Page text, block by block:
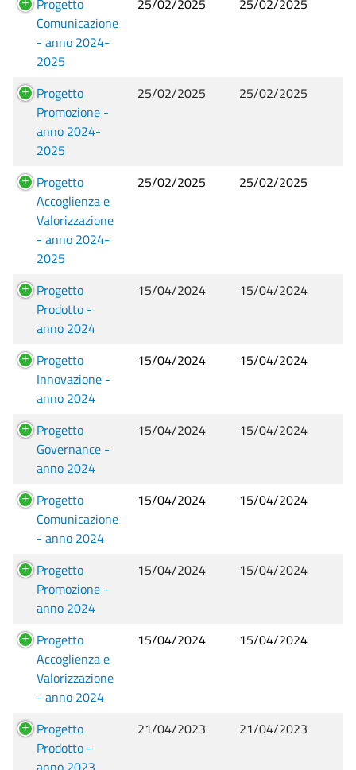
Comunicazione
- anno 2024-
2025
Progetto
Promozione -
anno 2024-
2025
25/02/2025 25/02/2025
Progetto
Accoglienza e
Valorizzazione
- anno 2024-
2025
25/02/2025 25/02/2025
Progetto
Prodotto -
anno 2024
15/04/2024 15/04/2024
Progetto
Innovazione -
anno 2024
15/04/2024 15/04/2024
Progetto
Governance -
anno 2024
15/04/2024 15/04/2024
Progetto
Comunicazione
- anno 2024
15/04/2024 15/04/2024
Progetto
Promozione -
anno 2024
15/04/2024 15/04/2024
Progetto
Accoglienza e
Valorizzazione
- anno 2024
15/04/2024 15/04/2024
Progetto
Prodotto -
21/04/2023 21/04/2023